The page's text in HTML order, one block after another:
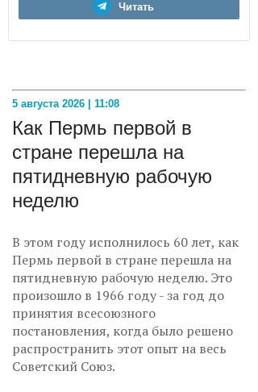
Читать
5 августа 2026 | 11:08
Как Пермь первой в
стране перешла на
пятидневную рабочую
неделю
В этом году исполнилось 60 лет, как
Пермь первой в стране перешла на
пятидневную рабочую неделю. Это
произошло в 1966 году - за год до
принятия всесоюзного
постановления, когда было решено
распространить этот опыт на весь
Советский Союз.